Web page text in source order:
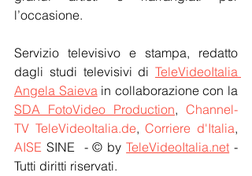
l’occasione.
Servizio televisivo e stampa, redatto
dagli studi televisivi di TeleVideoItalia
Angela Saieva
SDA FotoVideo Production, Channel-
TV TeleVideoItalia.de, Corriere d'Italia
AISE SINE  - © by TeleVideoItalia.net -
Tutti diritti riservati.